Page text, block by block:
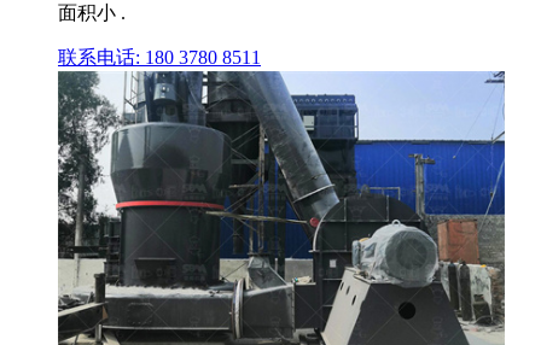
面积小 .
联系电话: 180 3780 8511